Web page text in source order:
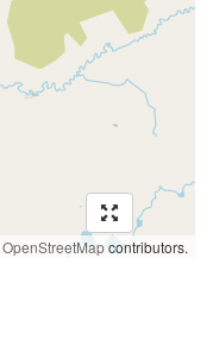
OpenStreetMapcontributors.